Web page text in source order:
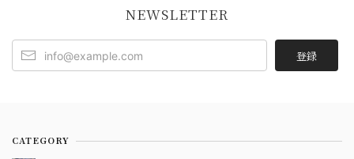
NEWSLETTER
登録
CATEGORY